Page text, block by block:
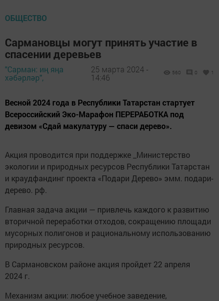
ОБЩЕСТВО
Сармановцы могут принять участие в
спасении деревьев
"Сарман: иң яңа
хәбәрләр",
25 марта 2024 -
14:46
560 0 1
Весной 2024 года в Республики Татарстан стартует
Всероссийский Эко-Марафон ПЕРЕРАБОТКА под
девизом «Сдай макулатуру — спаси дерево».
Акция проводится при поддержке _Министерство
экологии и природных ресурсов Республики Татарстан
и краудфандинг проекта «Подари Дерево» эмм. подари-
дерево. рф.
Главная задача акции — привлечь каждого к развитию
вторичной переработки отходов, сокращению площади
мусорных полигонов и рациональному использованию
природных ресурсов.
В Сармановском районе акция пройдет 22 апреля
2024 г.
Механизм акции: любое учебное заведение,